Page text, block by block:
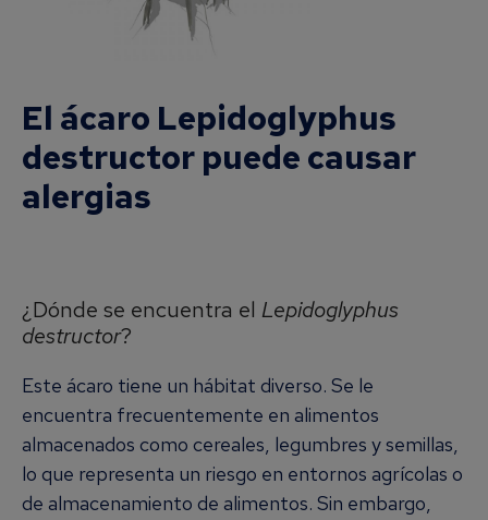
El ácaro Lepidoglyphus
destructor puede causar
alergias
¿Dónde se encuentra el Lepidoglyphus
destructor?
Este ácaro tiene un hábitat diverso. Se le
encuentra frecuentemente en alimentos
almacenados como cereales, legumbres y semillas,
lo que representa un riesgo en entornos agrícolas o
de almacenamiento de alimentos. Sin embargo,